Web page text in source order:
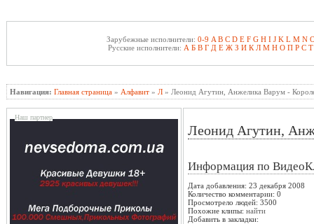
Зарубежные исполнители: 0-9 A B C D E F G H I J K L M N
Русские исполнители: А Б В Г Д Е Ж З И К Л М Н О П Р С Т
Навигация: Главная страница » Алфавит » Л » Леонид Агутин, Анжелика Варум -
Наш партнер
Леонид Агутин,
Информация по
Дата добавления: 23 декабря 2008
Количество комментарии: 0
Просмотрело людей: 3500
Похожие клипы: найти
Добавить в закладки: